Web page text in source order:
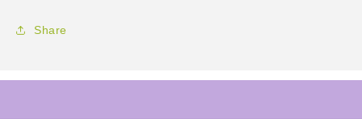
Share